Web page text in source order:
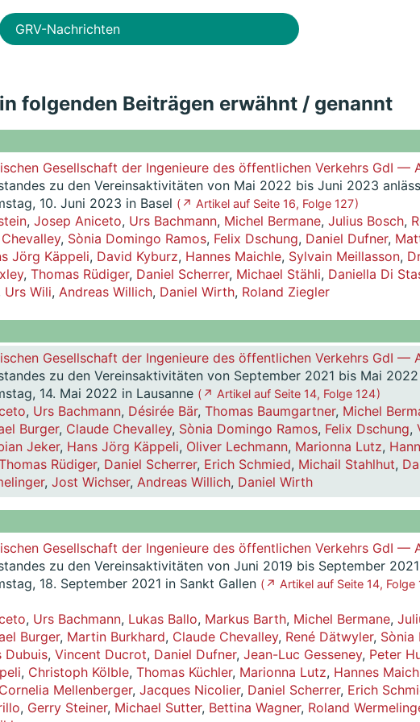
GRV-Nachrichten
folgenden Beiträgen erwähnt / genannt
Gesellschaft der Ingenieure des öffentlichen Verkehrs GdI —
zu den Vereinsaktivitäten von Mai 2022 bis Juni 2023
10. Juni 2023 in Basel ( ↗ Artikel auf Seite 16, Folge 127 )
, Josep Aniceto, Urs Bachmann, Michel Bermane, Julius Bosch,
, Sònia Domingo Ramos, Felix Dschung, Daniel Dufner,
Jörg Käppeli, David Kyburz, Hannes Maichle, Sylvain Meillasson,
, Thomas Rüdiger, Daniel Scherrer, Michael Stähli, Daniella Di
Urs Wili, Andreas Willich, Daniel Wirth, Roland Ziegler
Gesellschaft der Ingenieure des öffentlichen Verkehrs GdI —
zu den Vereinsaktivitäten von September 2021 bis Mai
14. Mai 2022 in Lausanne ( ↗ Artikel auf Seite 14, Folge 124 )
, Urs Bachmann, Désirée Bär, Thomas Baumgartner, Michel
Burger, Claude Chevalley, Sònia Domingo Ramos, Felix Dschung,
Jeker, Hans Jörg Käppeli, Oliver Lechmann, Marionna Lutz,
Rüdiger, Daniel Scherrer, Erich Schmied, Michail Stahlhut,
, Jost Wichser, Andreas Willich, Daniel Wirth
Gesellschaft der Ingenieure des öffentlichen Verkehrs GdI —
zu den Vereinsaktivitäten von Juni 2019 bis September
18. September 2021 in Sankt Gallen ( ↗ Artikel auf Seite 14, Folge
, Urs Bachmann, Lukas Ballo, Markus Barth, Michel Bermane,
Burger, Martin Burkhard, Claude Chevalley, René Dätwyler, Sònia
Dubuis, Vincent Ducrot, Daniel Dufner, Jean-Luc Gesseney, Peter
, Christoph Kölble, Thomas Küchler, Marionna Lutz, Hannes
Cornelia Mellenberger, Jacques Nicolier, Daniel Scherrer, Erich
, Gerry Steiner, Michael Sutter, Bettina Wagner, Roland